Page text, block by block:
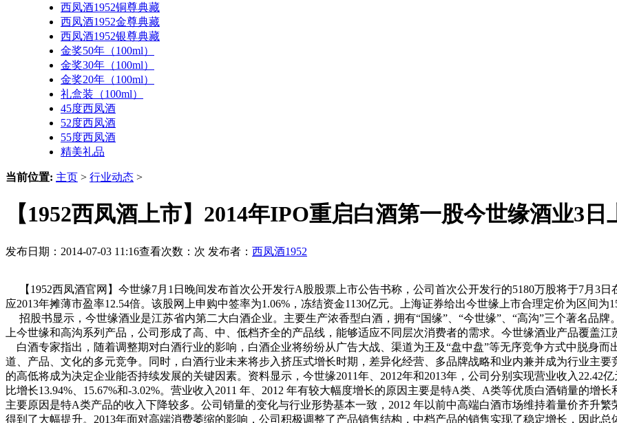
西凤酒1952铜尊典藏
西凤酒1952金尊典藏
西凤酒1952银尊典藏
金奖50年（100ml）
金奖30年（100ml）
金奖20年（100ml）
礼盒装（100ml）
45度西凤酒
52度西凤酒
55度西凤酒
精美礼品
当前位置: 主页 > 行业动态 >
【1952西凤酒上市】2014年IPO重启白酒第一股今世缘酒业3日
发布日期：2014-07-03 11:16查看次数： 次 发布者： 西凤酒1952
【1952西凤酒官网】今世缘7月1日晚间发布首次公开发行A股股票上市公告书称，公司首次公开发行的5180万股将于7月3
应2013年摊薄市盈率12.54倍。该股网上申购中签率为1.06%，冻结资金1130亿元。上海证券给出今世缘上市合理定价为区间为
招股书显示，今世缘酒业是江苏省内第二大白酒企业。主要生产浓香型白酒，拥有“国缘”、“今世缘”、“高沟”三个著名品
上今世缘和高沟系列产品，公司形成了高、中、低档齐全的产品线，能够适应不同层次消费者的需求。今世缘酒业产品覆盖
白酒专家指出，随着调整期对白酒行业的影响，白酒企业将纷纷从广告大战、渠道为王及“盘中盘”等无序竞争方式中脱身
道、产品、文化的多元竞争。同时，白酒行业未来将步入挤压式增长时期，差异化经营、多品牌战略和业内兼并成为行业主
的高低将成为决定企业能否持续发展的关键因素。 资料显示，今世缘2011年、2012年和2013年，公司分别实现营业收入22.42
比增长13.94%、15.67%和-3.02%。营业收入2011 年、2012 年有较大幅度增长的原因主要是特A类、A类等优质白酒销量的增
主要原因是特A类产品的收入下降较多。公司销量的变化与行业形势基本一致，2012 年以前中高端白酒市场维持着量价齐升
得到了大幅提升。2013年面对高端消费萎缩的影响，公司积极调整了产品销售结构，中档产品的销售实现了稳定增长，因此